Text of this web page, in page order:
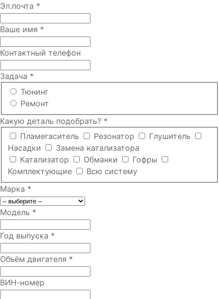
Эл.почта *
Ваше имя *
Контактный телефон
Задача *
Тюнинг
Ремонт
Какую деталь подобрать? *
Пламегаситель
Резонатор
Глушитель
Насадки
Замена катализатора
Катализатор
Обманки
Гофры
Комплектующие
Всю систему
Марка *
Модель *
Год выпуска *
Объём двигателя *
ВИН-номер